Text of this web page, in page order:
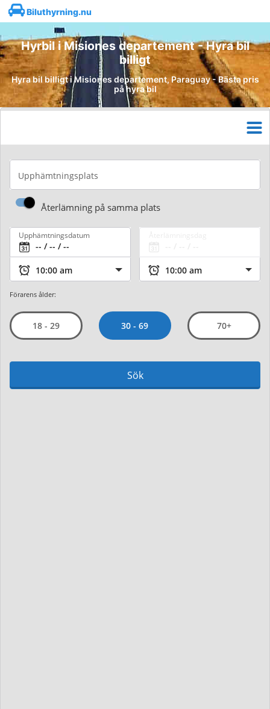
Biluthyrning.nu
Hyrbil i Misiones departement - Hyra bil
billigt
Hyra bil billigt i Misiones departement, Paraguay - Bästa pris
på hyra bil
Upphämtningsplats
Återlämning på samma plats
Upphämtningsdatum
Förarens ålder:
18 - 29 30 - 69 70+
Sök